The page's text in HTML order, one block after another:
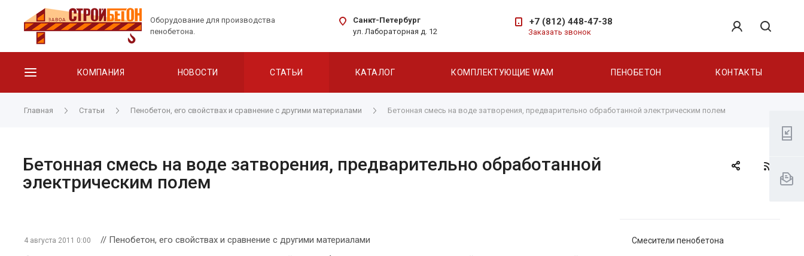
Оборудование для производства
пенобетона.
Санкт-Петербург
ул. Лабораторная д. 12
+7 (812) 448-47-38
Заказать звонок
КОМПАНИЯ НОВОСТИ СТАТЬИ КАТАЛОГ КОМПЛЕКТУЮЩИЕ WAM ПЕНОБЕТОН КОНТАКТЫ
Главная Статьи Пенобетон, его свойствах и сравнение с другими материалами Бетонная смесь на воде затворения, предварительно обработанной электрическим полем
Бетонная смесь на воде затворения, предварительно обработанной
электрическим полем
4 августа 2011 0:00 // Пенобетон, его свойствах и сравнение с другими материалами Смесители пенобетона